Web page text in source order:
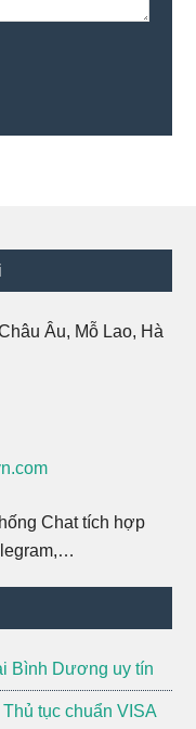
Âu, Mỗ Lao, Hà
Chat tích hợp
Bình Dương uy tín
tục chuẩn VISA